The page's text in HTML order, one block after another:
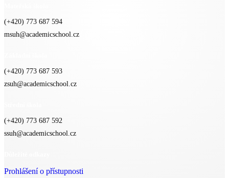
(+420) 773 687 594
msuh@academicschool.cz
(+420) 773 687 593
zsuh@academicschool.cz
(+420) 773 687 592
ssuh@academicschool.cz
Prohlášení o přístupnosti